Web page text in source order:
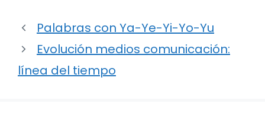
Palabras con Ya-Ye-Yi-Yo-Yu
Evolución medios comunicación:
línea del tiempo